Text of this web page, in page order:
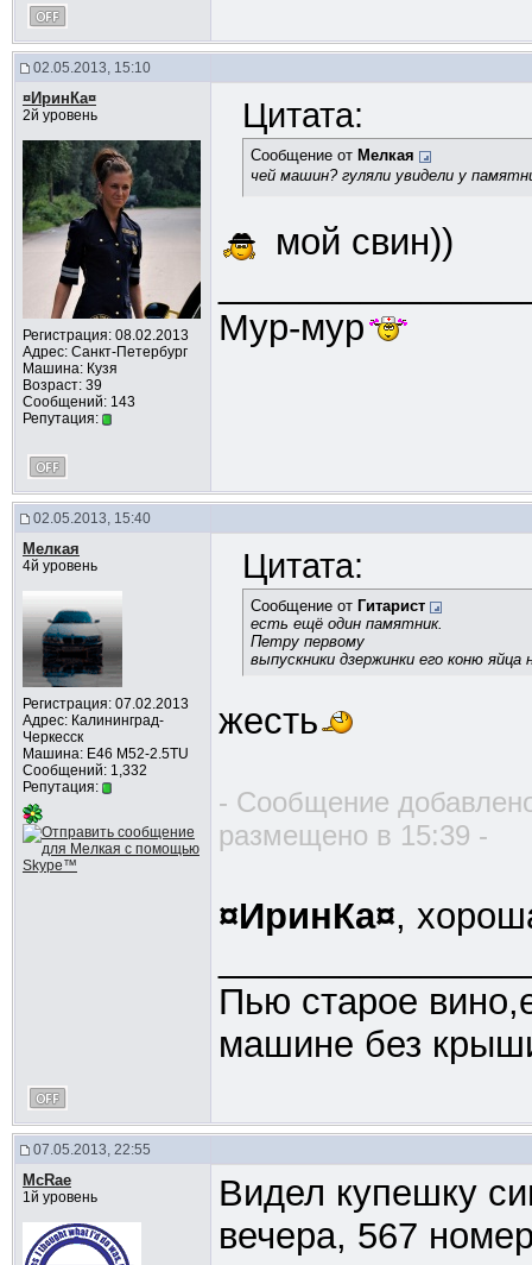
02.05.2013, 15:10
¤ИринКа¤
2й уровень
Регистрация: 08.02.2013
Адрес: Санкт-Петербург
Машина: Кузя
Возраст: 39
Сообщений: 143
Репутация:
Цитата:
Сообщение от Мелкая
чей машин? гуляли увидели у
мой свин))
Мур-мур
02.05.2013, 15:40
Мелкая
4й уровень
Регистрация: 07.02.2013
Адрес: Калининград-
Черкесск
Машина: Е46 М52-2.5TU
Сообщений: 1,332
Репутация:
Цитата:
Сообщение от Гитарист
есть ещё один памятник.
Петру первому
выпускники дзержинки его коню
жесть
- Сообщение
размещено в 15:39 -
¤ИринКа¤,
Пью старое
машине без
07.05.2013, 22:55
McRae
1й уровень
Видел купешку
вечера, 567